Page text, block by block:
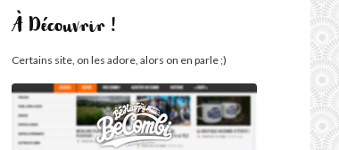
À Découvrir !
Certains site, on les adore, alors on en parle ;)